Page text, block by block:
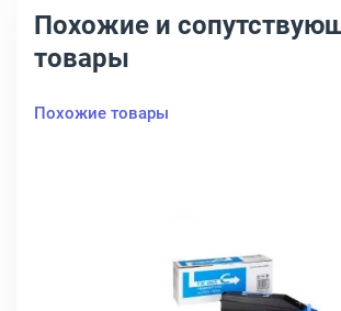
Похожие и
товары
Похожие товары
Kyocera TK-865 Лазерный Черный
Открыть